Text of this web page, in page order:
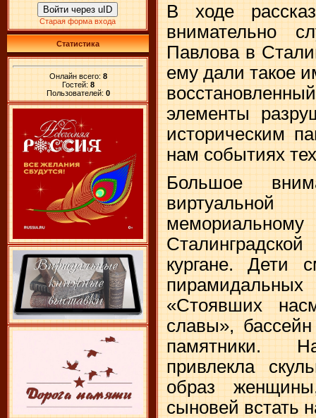
Войти через uID
Старая форма входа
Статистика
Онлайн всего: 8
Гостей: 8
Пользователей: 0
В ходе
внимательно
Павлова в
ему дали такое
элементы
историческим
нам событиях
Большое
кургане. Дети
«Стоявших
славы»,
памятники.
привлекла
образ
сыновей встать